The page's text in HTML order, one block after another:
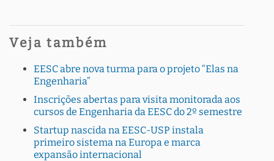
Veja também
EESC abre nova turma para o projeto “Elas na
Engenharia”
Inscrições abertas para visita monitorada aos
cursos de Engenharia da EESC do 2º semestre
Startup nascida na EESC-USP instala
primeiro sistema na Europa e marca
expansão internacional